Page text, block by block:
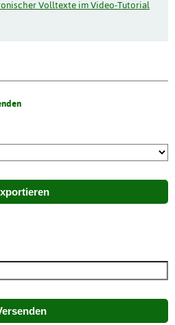
Volltexte im Video-Tutorial